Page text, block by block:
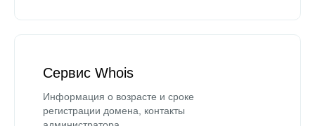
Сервис Whois
Информация о возрасте и сроке
регистрации домена, контакты